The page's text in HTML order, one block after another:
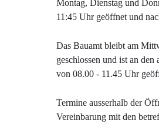
Montag, Dienstag und
11:45 Uhr geöffnet und
Das Bauamt bleibt am
geschlossen und ist an
von 08.00 - 11.45 Uhr
Termine ausserhalb der
Vereinbarung mit den